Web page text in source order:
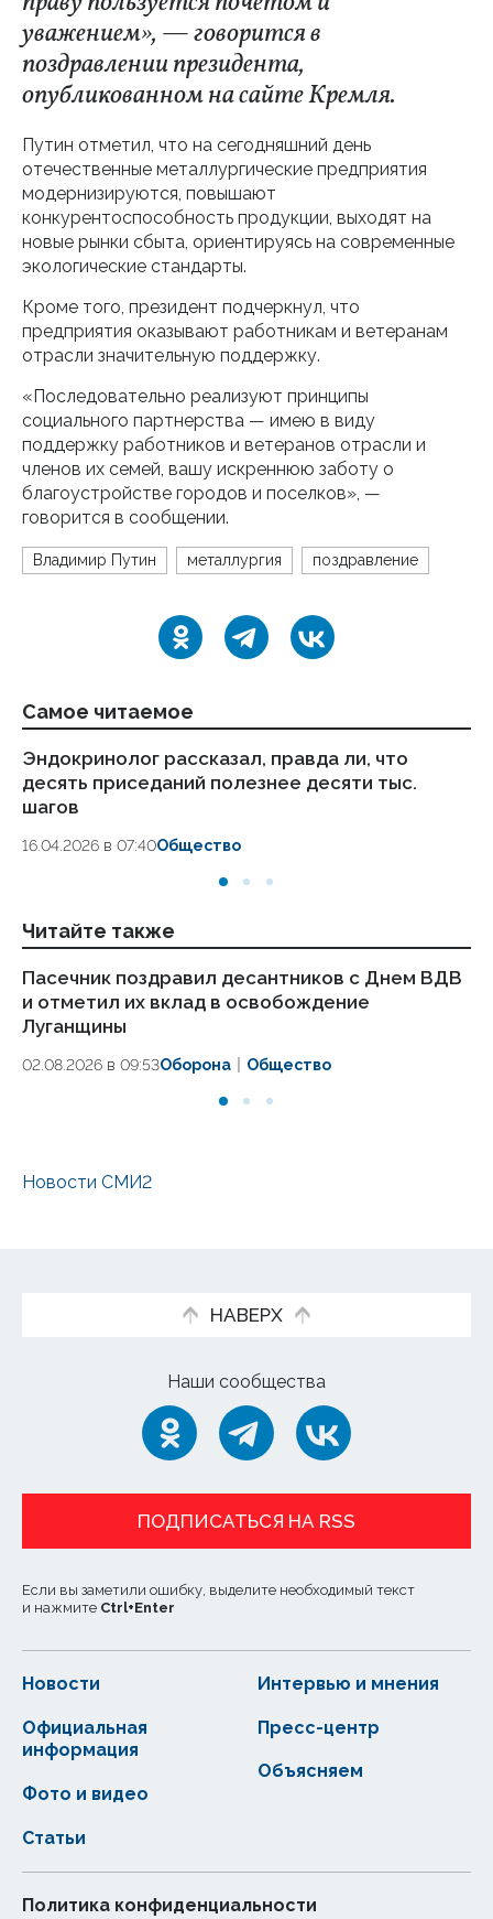
уважением», — говорится в
поздравлении президента,
опубликованном на сайте Кремля.
Путин отметил, что на сегодняшний день
отечественные металлургические предприятия
модернизируются, повышают
конкурентоспособность продукции, выходят на
новые рынки сбыта, ориентируясь на современные
экологические стандарты.
Кроме того, президент подчеркнул, что
предприятия оказывают работникам и ветеранам
отрасли значительную поддержку.
«Последовательно реализуют принципы
социального партнерства — имею в виду
поддержку работников и ветеранов отрасли и
членов их семей, вашу искреннюю заботу о
благоустройстве городов и поселков», —
говорится в сообщении.
Владимир Путин металлургия поздравление
Самое читаемое
Эндокринолог рассказал, правда ли, что
десять приседаний полезнее десяти тыс.
шагов
16.04.2026 в 07:40Общество
Читайте также
Пасечник поздравил десантников с Днем ВДВ
и отметил их вклад в освобождение
Луганщины
02.08.2026 в 09:53Оборона Общество
Новости СМИ2
НАВЕРХ
Наши сообщества
ПОДПИСАТЬСЯ НА RSS
Если вы заметили ошибку, выделите необходимый текст
и нажмите Ctrl+Enter
Новости
Статьи
Официальная
информация
Интервью и мнения
Фото и видео
Пресс-центр
Объясняем
Политика конфиденциальности